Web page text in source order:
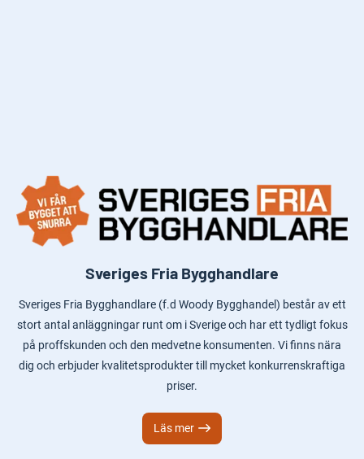
Sveriges Fria Bygghandlare
Sveriges Fria Bygghandlare (f.d Woody Bygghandel) består av ett
stort antal anläggningar runt om i Sverige och har ett tydligt fokus
på proffskunden och den medvetne konsumenten. Vi finns nära
dig och erbjuder kvalitetsprodukter till mycket konkurrenskraftiga
priser.
Läs mer